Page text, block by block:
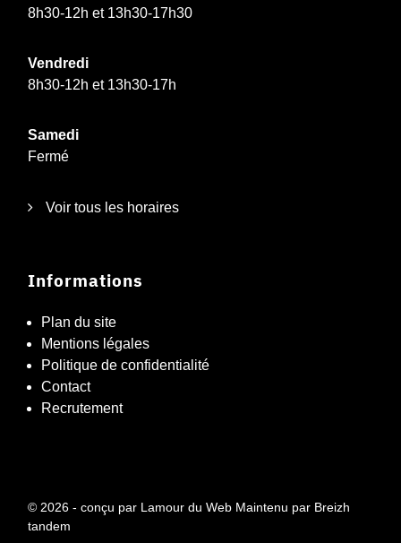
8h30-12h et 13h30-17h30
Vendredi
8h30-12h et 13h30-17h
Samedi
Fermé
Voir tous les horaires
Informations
Plan du site
Mentions légales
Politique de confidentialité
Contact
Recrutement
© 2026 - conçu par Lamour du Web Maintenu par Breizh
tandem